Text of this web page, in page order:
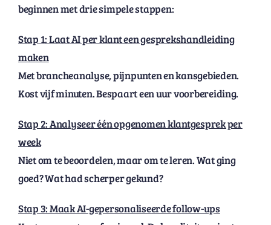
beginnen met drie simpele stappen:
Stap 1: Laat AI per klant een gesprekshandleiding
maken
Met brancheanalyse, pijnpunten en kansgebieden.
Kost vijf minuten. Bespaart een uur voorbereiding.
Stap 2: Analyseer één opgenomen klantgesprek per
week
Niet om te beoordelen, maar om te leren. Wat ging
goed? Wat had scherper gekund?
Stap 3: Maak AI-gepersonaliseerde follow-ups